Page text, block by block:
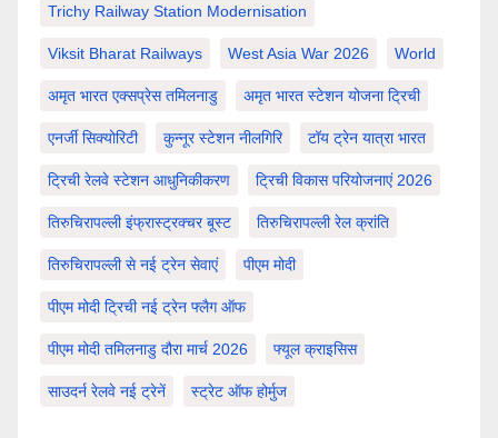
Trichy Railway Station Modernisation
Viksit Bharat Railways West Asia War 2026 World
अमृत भारत एक्सप्रेस तमिलनाडु अमृत भारत स्टेशन योजना ट्रिची
एनर्जी सिक्योरिटी कुन्नूर स्टेशन नीलगिरि टॉय ट्रेन यात्रा भारत
ट्रिची रेलवे स्टेशन आधुनिकीकरण ट्रिची विकास परियोजनाएं 2026
तिरुचिरापल्ली इंफ्रास्ट्रक्चर बूस्ट तिरुचिरापल्ली रेल क्रांति
तिरुचिरापल्ली से नई ट्रेन सेवाएं पीएम मोदी
पीएम मोदी ट्रिची नई ट्रेन फ्लैग ऑफ
पीएम मोदी तमिलनाडु दौरा मार्च 2026 फ्यूल क्राइसिस
साउदर्न रेलवे नई ट्रेनें स्ट्रेट ऑफ होर्मुज